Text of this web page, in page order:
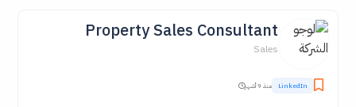
Property Sales Consultant
Sales
LinkedIn منذ 9 أشهر